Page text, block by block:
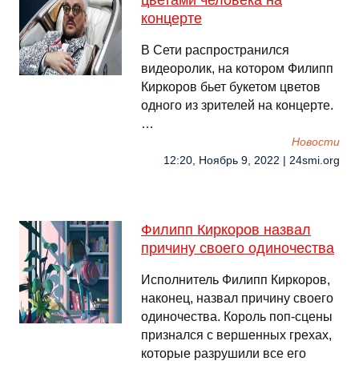
концерте
В Сети распространился
видеоролик, на котором Филипп
Киркоров бьет букетом цветов
одного из зрителей на концерте.
…
Новости
12:20, Ноябрь 9, 2022 | 24smi.org
Филипп Киркоров назвал
причину своего одиночества
Исполнитель Филипп Киркоров,
наконец, назвал причину своего
одиночества. Король поп-сцены
признался с вершенных грехах,
которые разрушили все его